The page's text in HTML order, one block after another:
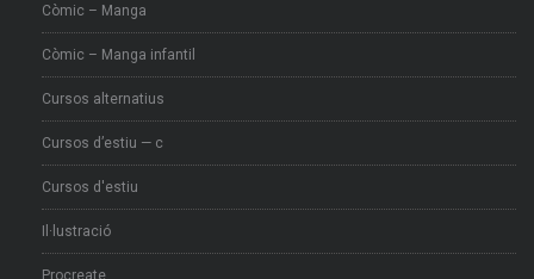
Còmic – Manga
Còmic – Manga infantil
Cursos alternatius
Cursos d’estiu — c
Cursos d'estiu
Il·lustració